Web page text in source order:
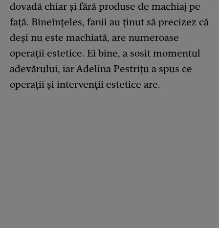
dovadă chiar și fără produse de machiaj pe
față. Bineînțeles, fanii au ținut să precizez că
deși nu este machiată, are numeroase
operații estetice. Ei bine, a sosit momentul
adevărului, iar Adelina Pestrițu a spus ce
operații și intervenții estetice are.